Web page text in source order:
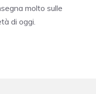
molto sulle
di oggi.